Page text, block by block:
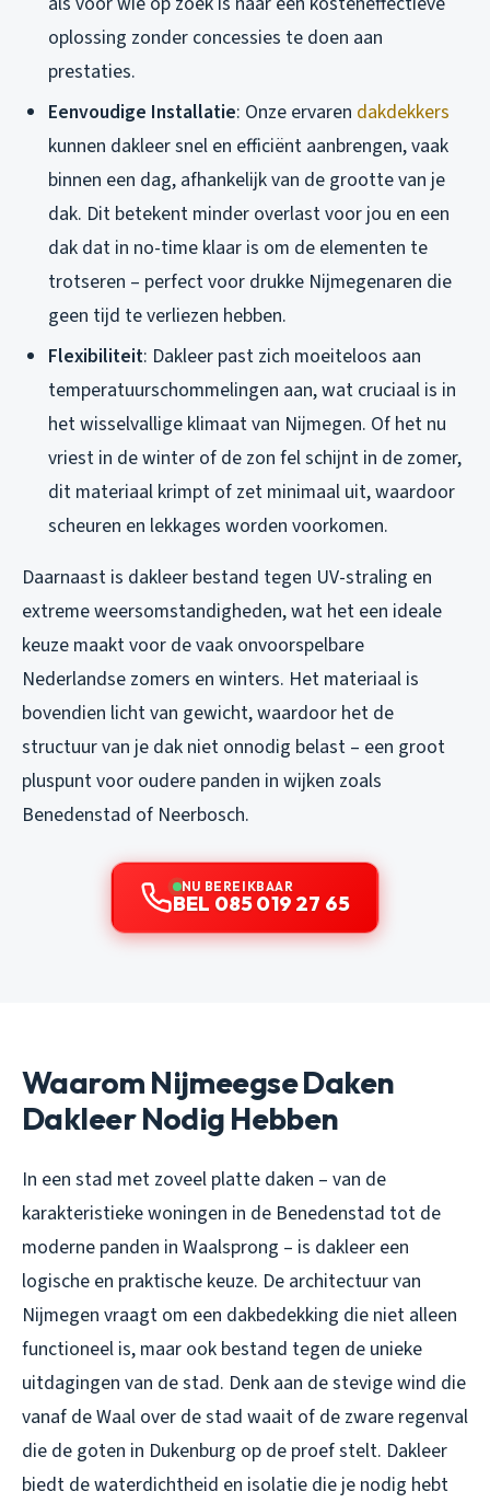
oplossing zonder concessies te doen aan
prestaties.
Eenvoudige Installatie: Onze ervaren dakdekkers
kunnen dakleer snel en efficiënt aanbrengen, vaak
binnen een dag, afhankelijk van de grootte van je
dak. Dit betekent minder overlast voor jou en een
dak dat in no-time klaar is om de elementen te
trotseren – perfect voor drukke Nijmegenaren die
geen tijd te verliezen hebben.
Flexibiliteit: Dakleer past zich moeiteloos aan
temperatuurschommelingen aan, wat cruciaal is in
het wisselvallige klimaat van Nijmegen. Of het nu
vriest in de winter of de zon fel schijnt in de zomer,
dit materiaal krimpt of zet minimaal uit, waardoor
scheuren en lekkages worden voorkomen.
Daarnaast is dakleer bestand tegen UV-straling en
extreme weersomstandigheden, wat het een ideale
keuze maakt voor de vaak onvoorspelbare
Nederlandse zomers en winters. Het materiaal is
bovendien licht van gewicht, waardoor het de
structuur van je dak niet onnodig belast – een groot
pluspunt voor oudere panden in wijken zoals
Benedenstad of Neerbosch.
NU BEREIKBAAR
BEL 085 019 27 65
Waarom Nijmeegse Daken
Dakleer Nodig Hebben
In een stad met zoveel platte daken – van de
karakteristieke woningen in de Benedenstad tot de
moderne panden in Waalsprong – is dakleer een
logische en praktische keuze. De architectuur van
Nijmegen vraagt om een dakbedekking die niet alleen
functioneel is, maar ook bestand tegen de unieke
uitdagingen van de stad. Denk aan de stevige wind die
vanaf de Waal over de stad waait of de zware regenval
die de goten in Dukenburg op de proef stelt. Dakleer
biedt de waterdichtheid en isolatie die je nodig hebt